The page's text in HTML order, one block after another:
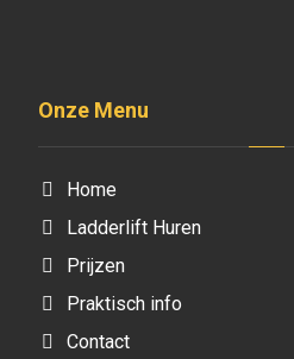
Onze Menu
Home
Ladderlift Huren
Prijzen
Praktisch info
Contact